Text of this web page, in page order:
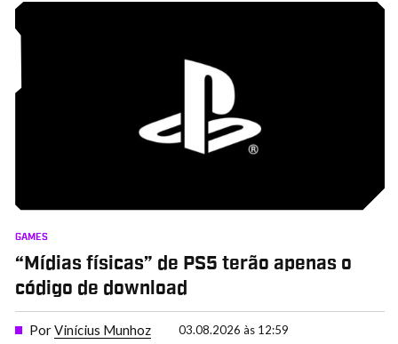
GAMES
“Mídias físicas” de PS5 terão apenas o
código de download
PorVinícius Munhoz 03.08.2026 às 12:59